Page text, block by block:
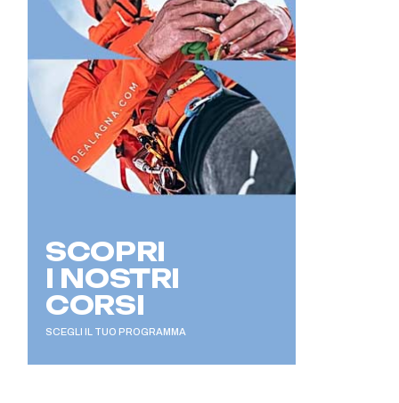
SCOPRI
I NOSTRI
CORSI
SCEGLI IL TUO PROGRAMMA